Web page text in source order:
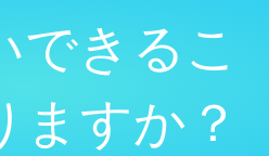
できるこ
ますか？